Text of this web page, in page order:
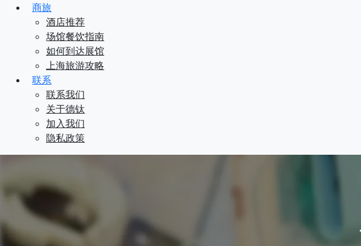
商旅
酒店推荐
场馆餐饮指南
如何到达展馆
上海旅游攻略
联系
联系我们
关于德钛
加入我们
隐私政策